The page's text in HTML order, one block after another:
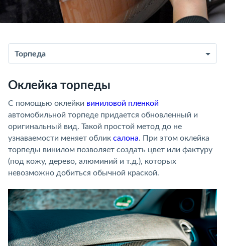
Торпеда
Оклейка торпеды
С помощью оклейки виниловой пленкой
автомобильной торпеде придается обновленный и
оригинальный вид. Такой простой метод до не
узнаваемости меняет облик салона. При этом оклейка
торпеды винилом позволяет создать цвет или фактуру
(под кожу, дерево, алюминий и т.д.), которых
невозможно добиться обычной краской.